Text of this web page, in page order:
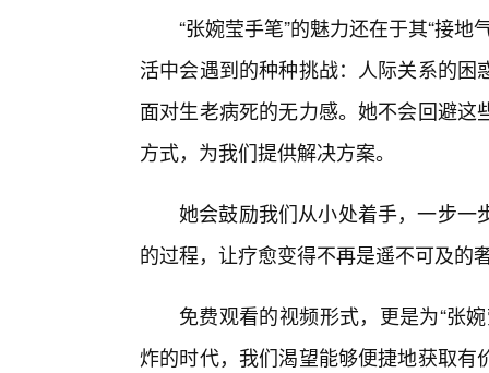
“张婉莹手笔”的魅力还在于其“接
活中会遇到的种种挑战：人际关系的
面对生老病死的无力感。她不会回避
方式，为我们提供解决方案。
她会鼓励我们从小处着手，一步一
的过程，让疗愈变得不再是遥不可及的
免费观看的视频形式，更是为“张
炸的时代，我们渴望能够便捷地获取